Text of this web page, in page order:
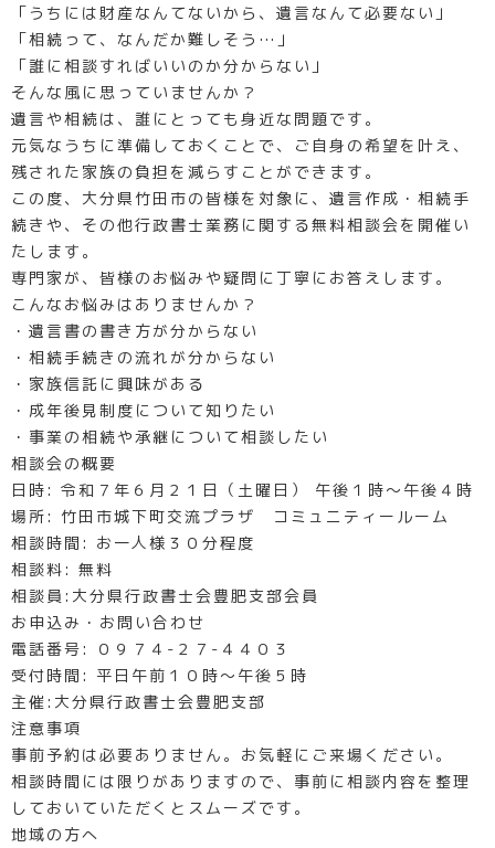
「うちには財産なんてないから、遺言なんて必要ない」
「相続って、なんだか難しそう…」
「誰に相談すればいいのか分からない」
そんな風に思っていませんか？
遺言や相続は、誰にとっても身近な問題です。
元気なうちに準備しておくことで、ご自身の希望を叶え、
残された家族の負担を減らすことができます。
この度、大分県竹田市の皆様を対象に、遺言作成・相続手
続きや、その他行政書士業務に関する無料相談会を開催い
たします。
専門家が、皆様のお悩みや疑問に丁寧にお答えします。
こんなお悩みはありませんか？
・遺言書の書き方が分からない
・相続手続きの流れが分からない
・家族信託に興味がある
・成年後見制度について知りたい
・事業の相続や承継について相談したい
相談会の概要
日時: 令和７年６月２１日（土曜日） 午後１時～午後４時
場所: 竹田市城下町交流プラザ コミュニティールーム
相談時間: お一人様３０分程度
相談料: 無料
相談員:大分県行政書士会豊肥支部会員
お申込み・お問い合わせ
電話番号: ０９７４-２７-４４０３
受付時間: 平日午前１０時～午後５時
主催:大分県行政書士会豊肥支部
注意事項
事前予約は必要ありません。お気軽にご来場ください。
相談時間には限りがありますので、事前に相談内容を整理
しておいていただくとスムーズです。
地域の方へ